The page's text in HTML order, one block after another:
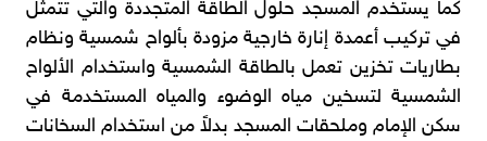
كما يستخدم المسجد حلول الطاقة المتجددة والتي تتمثل
في تركيب أعمدة إنارة خارجية مزودة بألواح شمسية ونظام
بطاريات تخزين تعمل بالطاقة الشمسية واستخدام الألواح
الشمسية لتسخين مياه الوضوء والمياه المستخدمة في
سكن الإمام وملحقات المسجد بدلاً من استخدام السخانات